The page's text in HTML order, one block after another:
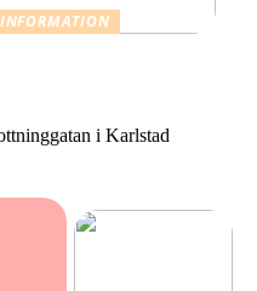
INFORMATION
i Karlstad